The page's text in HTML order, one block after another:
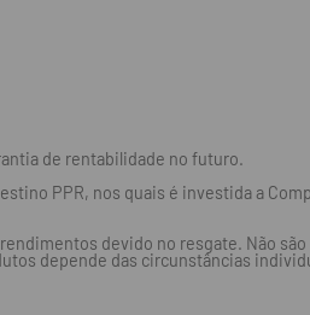
de rentabilidade no futuro.
PPR, nos quais é investida a
devido no resgate. Não
depende das circunstâncias